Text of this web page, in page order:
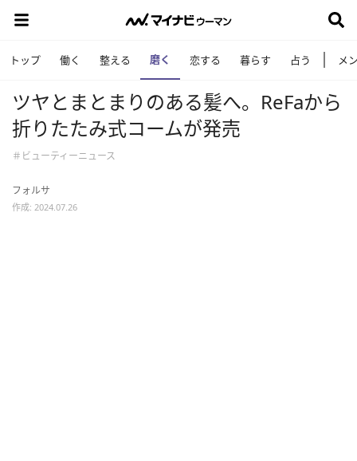
トップ 働く 整える 磨く 恋する 暮らす 占う メ
ツヤとまとまりのある髪へ。ReFaから
折りたたみ式コームが発売
＃ビューティーニュース
フォルサ
作成: 2024.07.26